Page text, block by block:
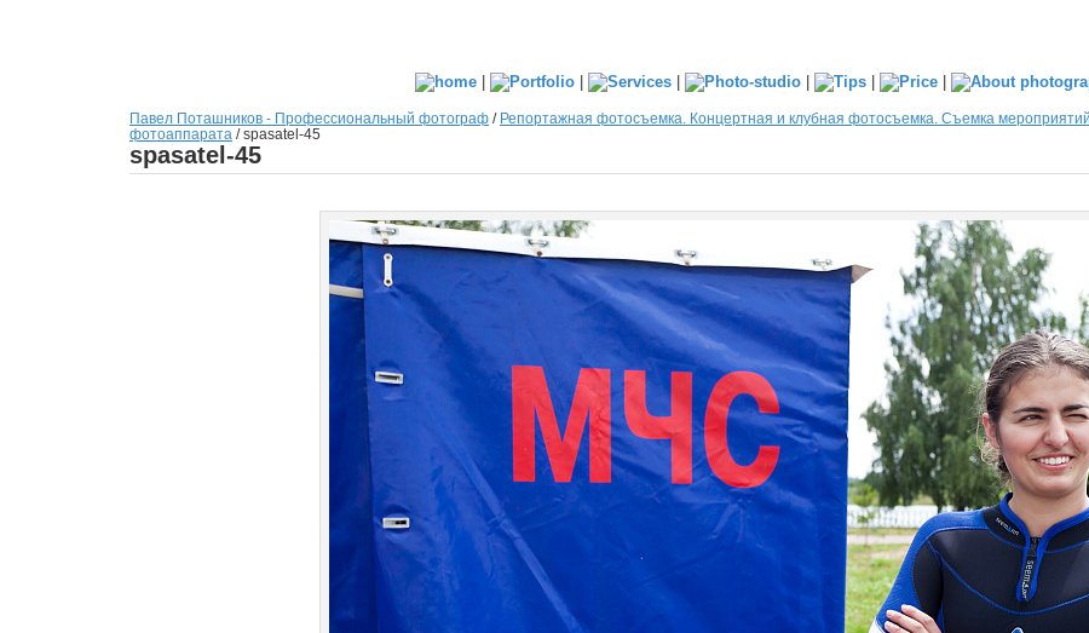
| | | | | |
Павел Поташников - Профессиональный фотограф / Репортажная фотосъемка. Концертная и клубная фотосъемка. Съемка мероприятий.
фотоаппарата /spasatel-45
spasatel-45